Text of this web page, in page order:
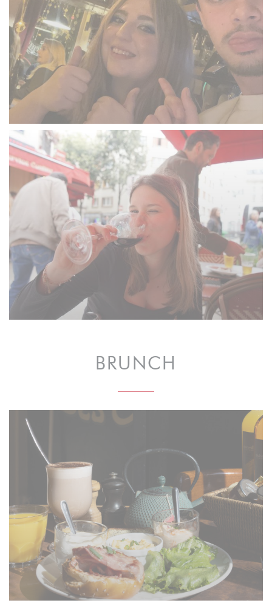
BRUNCH